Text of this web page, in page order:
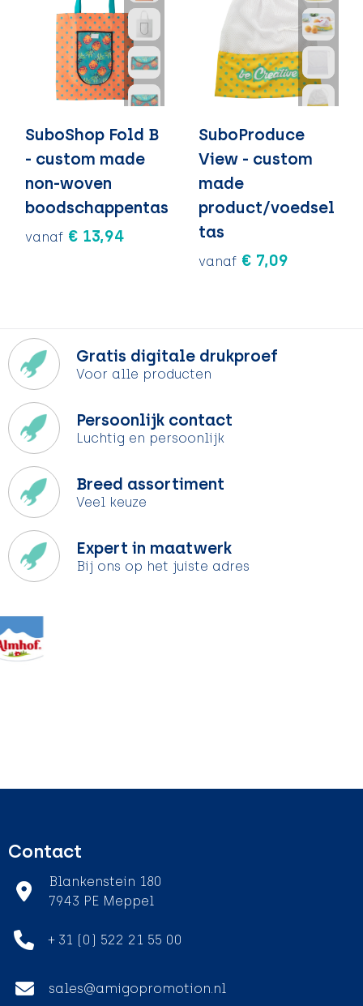
SuboShop Fold B
- custom made
non-woven
boodschappentas
vanaf € 13,94
SuboProduce
View - custom
made
product/voedsel
tas
vanaf € 7,09
Gratis digitale drukproef
Voor alle producten
Persoonlijk contact
Luchtig en persoonlijk
Breed assortiment
Veel keuze
Expert in maatwerk
Bij ons op het juiste adres
Contact
Blankenstein 180
7943 PE Meppel
+ 31 (0) 522 21 55 00
sales@amigopromotion.nl